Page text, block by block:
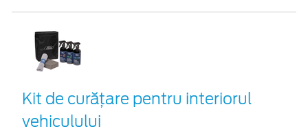
Kit de curățare pentru interiorul
vehiculului